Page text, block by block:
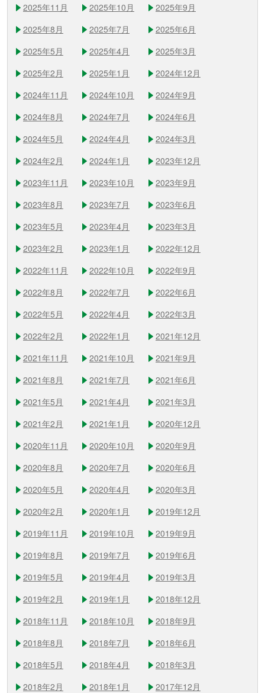
2025年11月
2025年10月
2025年9月
2025年8月
2025年7月
2025年6月
2025年5月
2025年4月
2025年3月
2025年2月
2025年1月
2024年12月
2024年11月
2024年10月
2024年9月
2024年8月
2024年7月
2024年6月
2024年5月
2024年4月
2024年3月
2024年2月
2024年1月
2023年12月
2023年11月
2023年10月
2023年9月
2023年8月
2023年7月
2023年6月
2023年5月
2023年4月
2023年3月
2023年2月
2023年1月
2022年12月
2022年11月
2022年10月
2022年9月
2022年8月
2022年7月
2022年6月
2022年5月
2022年4月
2022年3月
2022年2月
2022年1月
2021年12月
2021年11月
2021年10月
2021年9月
2021年8月
2021年7月
2021年6月
2021年5月
2021年4月
2021年3月
2021年2月
2021年1月
2020年12月
2020年11月
2020年10月
2020年9月
2020年8月
2020年7月
2020年6月
2020年5月
2020年4月
2020年3月
2020年2月
2020年1月
2019年12月
2019年11月
2019年10月
2019年9月
2019年8月
2019年7月
2019年6月
2019年5月
2019年4月
2019年3月
2019年2月
2019年1月
2018年12月
2018年11月
2018年10月
2018年9月
2018年8月
2018年7月
2018年6月
2018年5月
2018年4月
2018年3月
2018年2月
2018年1月
2017年12月